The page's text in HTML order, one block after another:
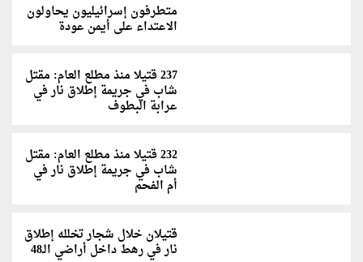
متطرفون إسرائيليون يحاولون
الاعتداء على أيمن عودة
237 قتيلا منذ مطلع العام: مقتل
شاب في جريمة إطلاق نار في
عرابة البطوف
232 قتيلا منذ مطلع العام: مقتل
شاب في جريمة إطلاق نار في
أم الفحم
قتيلان خلال شجار تخلله إطلاق
نار في رهط داخل أراضي الـ48